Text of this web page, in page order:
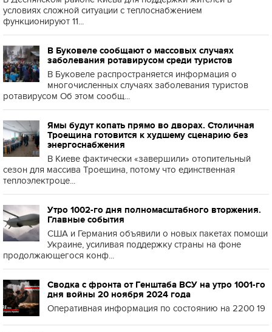
условиях сложной ситуации с теплоснабжением
функционируют 11...
В Буковеле сообщают о массовых случаях
заболевания ротавирусом среди туристов
В Буковеле распространяется информация о
многочисленных случаях заболевания туристов
ротавирусом Об этом сообщ...
Ямы будут копать прямо во дворах. Столичная
Троещина готовится к худшему сценарию без
энергоснабжения
В Киеве фактически «завершили» отопительный
сезон для массива Троещина, потому что единственная
теплоэлектроце...
Утро 1002-го дня полномасштабного вторжения.
Главные события
США и Германия объявили о новых пакетах помощи
Украине, усиливая поддержку страны на фоне
продолжающегося конф...
Сводка с фронта от Генштаба ВСУ на утро 1001-го
дня войны 20 ноября 2024 года
Оперативная информация по состоянию на 2200 19